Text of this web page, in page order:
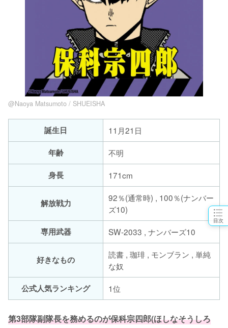
目次
@Naoya Matsumoto / SHUEISHA
誕生日
11月21日
年齢
不明
身長
171cm
解放戦力
92％(通常時) , 100％(ナンバー
ズ10)
専用武器
SW-2033 , ナンバーズ10
好きなもの
読書 , 珈琲 , モンブラン , 単純
な奴
公式人気ランキング
1位
第3部隊副隊長を務めるのが保科宗四郎(ほしなそうしろ